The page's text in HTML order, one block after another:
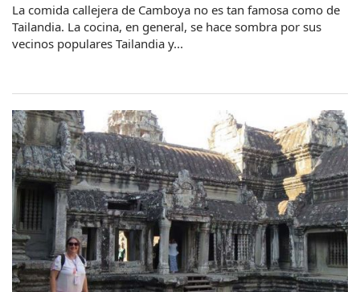
La comida callejera de Camboya no es tan famosa como de
Tailandia. La cocina, en general, se hace sombra por sus
vecinos populares Tailandia y...